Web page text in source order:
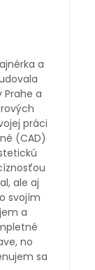
a
Prahe a
práci
(CAD)
ale aj
svojím
a
no
sa